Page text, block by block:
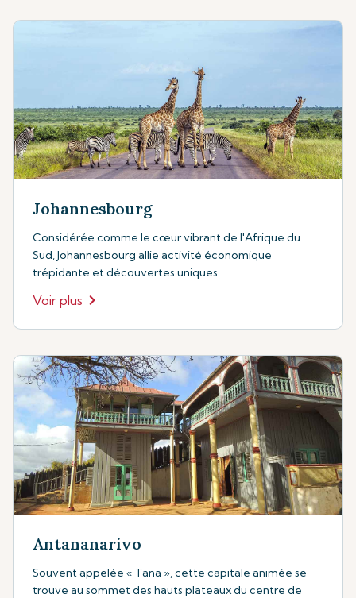
Johannesbourg
Considérée comme le cœur vibrant de l'Afrique du
Sud, Johannesbourg allie activité économique
trépidante et découvertes uniques.
Voir plus
Antananarivo
Souvent appelée « Tana », cette capitale animée se
trouve au sommet des hauts plateaux du centre de